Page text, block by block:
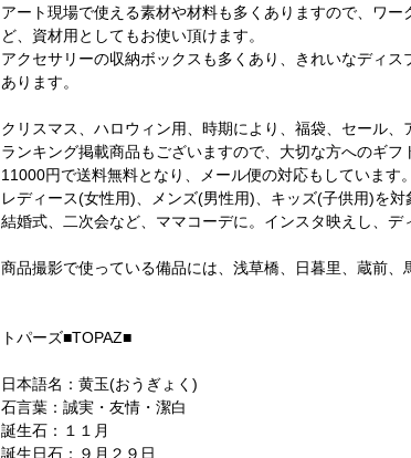
アート現場で使える素材や材料も多くありますので、ワ
ど、資材用としてもお使い頂けます。
アクセサリーの収納ボックスも多くあり、きれいなディ
あります。
クリスマス、ハロウィン用、時期により、福袋、セール、
ランキング掲載商品もございますので、大切な方へのギフ
11000円で送料無料となり、メール便の対応もしています。
レディース(女性用)、メンズ(男性用)、キッズ(子供用)を対
結婚式、二次会など、ママコーデに。インスタ映えし、
商品撮影で使っている備品には、浅草橋、日暮里、蔵前
トパーズ■TOPAZ■
日本語名：黄玉(おうぎょく)
石言葉：誠実・友情・潔白
誕生石：１１月
誕生日石：９月２９日